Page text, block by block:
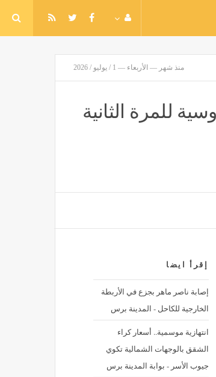
منذ شهر — الأربعاء — 1 / يوليو / 2026
للمرة الثانية
إقرأ ايضا
إصابة ناصر ماهر بجزع في الأربطة
الخارجية للكاحل - المدينة برس
‪انتهازية موسمية.. أسعار كراء
الشقق بالوجهات الشمالية تكوي
جيوب الأسر - بوابة المدينة برس